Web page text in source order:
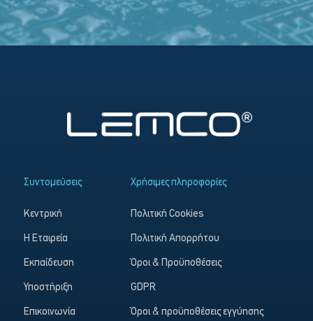
Συντομεύσεις
Κεντρική
Η Εταιρεία
Εκπαίδευση
Υποστήριξη
Επικοινωνία
Χρήσιμες πληροφορίες
Πολιτική Cookies
Πολιτική Απορρήτου
Όροι & Προϋποθέσεις
GDPR
Όροι & προϋποθέσεις εγγύησης